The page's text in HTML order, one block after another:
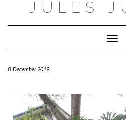
JULES
8. December 2019